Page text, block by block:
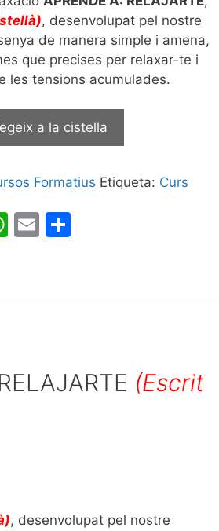
, desenvolupat pel nostre
de manera simple i amena,
que precises per relaxar-te i
les tensions acumulades.
a la cistella
Formatius Etiqueta: Curs
W
s
p
E
l
p
ix
(Escrit
, desenvolupat pel nostre